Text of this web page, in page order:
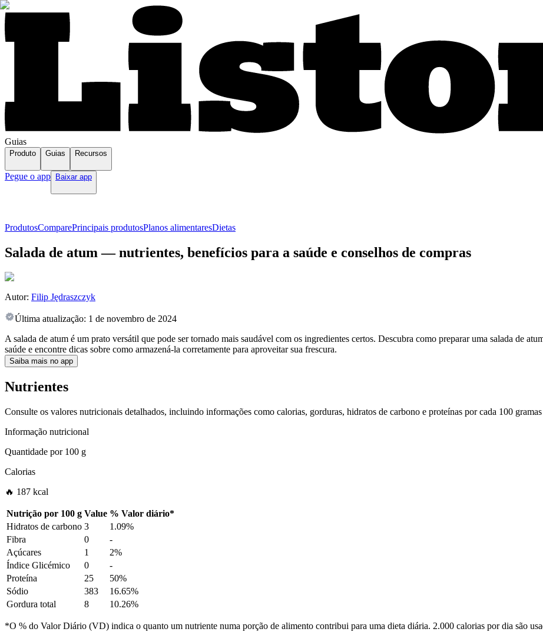
Guias
Produto Guias Recursos
Pegue o app Baixar app
ProdutosComparePrincipais produtosPlanos alimentaresDietas
Salada de atum — nutrientes, benefícios para a saúde e conselhos de compras
Autor: Filip Jędraszczyk
Última atualização: 1 de novembro de 2024
A salada de atum é um prato versátil que pode ser tornado mais saudável com os ingredientes certos. Descubra como preparar uma salada de
saúde e encontre dicas sobre como armazená-la corretamente para aproveitar sua frescura.
Saiba mais no app
Nutrientes
Consulte os valores nutricionais detalhados, incluindo informações como calorias, gorduras, hidratos de carbono e proteínas por cada 100
Informação nutricional
Quantidade por100 g
Calorias
🔥 187 kcal
Nutrição por 100 g Value % Valor diário*
Hidratos de carbono 3
1.09%
Fibra
0
-
Açúcares
1
2%
Índice Glicémico
0
-
Proteína
25
50%
Sódio
383
16.65%
Gordura total
8 10.26%
*O % do Valor Diário (VD) indica o quanto um nutriente numa porção de alimento contribui para uma dieta diária. 2.000 calorias por dia são